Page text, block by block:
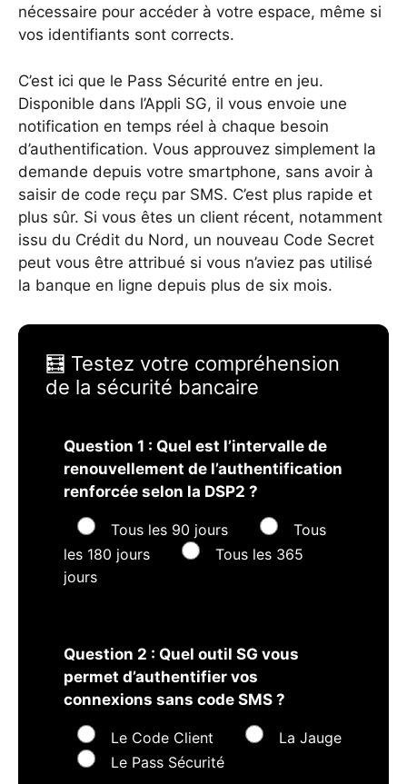
nécessaire pour accéder à votre espace, même si
vos identifiants sont corrects.
C’est ici que le Pass Sécurité entre en jeu.
Disponible dans l’Appli SG, il vous envoie une
notification en temps réel à chaque besoin
d’authentification. Vous approuvez simplement la
demande depuis votre smartphone, sans avoir à
saisir de code reçu par SMS. C’est plus rapide et
plus sûr. Si vous êtes un client récent, notamment
issu du Crédit du Nord, un nouveau Code Secret
peut vous être attribué si vous n’aviez pas utilisé
la banque en ligne depuis plus de six mois.
🧮 Testez votre compréhension
de la sécurité bancaire
Question 1 : Quel est l’intervalle de
renouvellement de l’authentification
renforcée selon la DSP2 ?
Tous les 90 jours
Tous
les 180 jours
Tous les 365
jours
Question 2 : Quel outil SG vous
permet d’authentifier vos
connexions sans code SMS ?
Le Code Client
La Jauge
Le Pass Sécurité